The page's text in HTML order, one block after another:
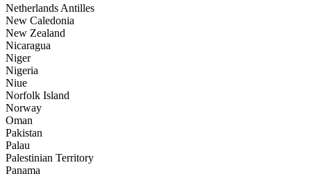
Netherlands Antilles
New Caledonia
New Zealand
Nicaragua
Niger
Nigeria
Niue
Norfolk Island
Norway
Oman
Pakistan
Palau
Palestinian Territory
Panama